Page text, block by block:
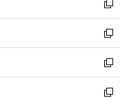
ド
ウ
で
開
く
ィ
ン
ド
ウ
で
開
く
い
ウ
ィ
ン
ド
ウ
で
新
し
い
ウ
ィ
ン
ド
新
し
い
ウ
ィ
新
し
い
新